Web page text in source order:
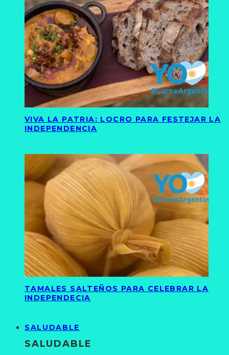
VIVA LA PATRIA: LOCRO PARA FESTEJAR LA
INDEPENDENCIA
TAMALES SALTEÑOS PARA CELEBRAR LA
INDEPENDECIA
SALUDABLE
SALUDABLE